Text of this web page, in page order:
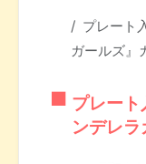
プレート
ガールズ』
プレー
ンデレ